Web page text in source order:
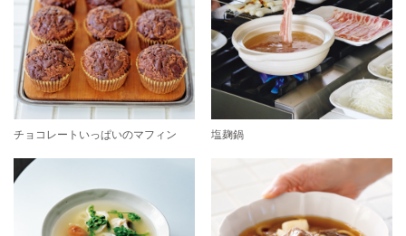
チョコレートいっぱいのマフィン 塩麹鍋